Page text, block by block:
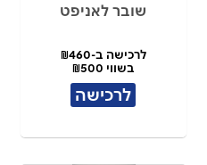
שובר לאניפט
לרכישה ב-₪460
בשווי ₪500
לרכישה